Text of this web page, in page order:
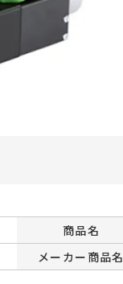
商品名
メーカー商品名